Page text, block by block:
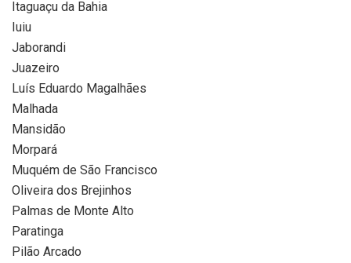
Itaguaçu da Bahia
Iuiu
Jaborandi
Juazeiro
Luís Eduardo Magalhães
Malhada
Mansidão
Morpará
Muquém de São Francisco
Oliveira dos Brejinhos
Palmas de Monte Alto
Paratinga
Pilão Arcado